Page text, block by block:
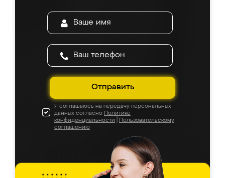
Отправить
Я соглашаюсь на передачу персональных
данных согласно Политике
конфиденциальности
Пользовательскому
соглашению